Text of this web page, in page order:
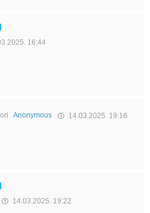
16:44
Anonymous 14.03.2025. 19:16
14.03.2025. 19:22